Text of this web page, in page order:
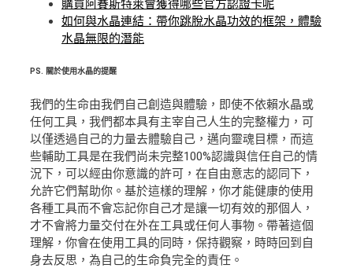
購買阿賽斯特萊會獲得哪些官方認證卡呢
如何與水晶連結：帶你跳脫水晶功效的框架，體驗
水晶無限的潛能
PS. 關於使用水晶的提醒
我們的生命由我們自己創造與體驗，即使不依賴水晶或
任何工具，我們都本具有主宰自己人生的完整權力，可
以僅透過自己的力量去體驗自己，邁向靈魂目標，而這
些輔助工具是在我們尚未完整100%認識與信任自己的情
況下，可以經由你意識的許可，在自由意志的認同下，
允許它們幫助你。基於這樣的理解，你才能健康的使用
各種工具而不會忘記你自己才是讓一切有效的那個人，
才不會將力量交付在外在工具或任何人事物。帶著這個
理解，你會在使用工具的同時，保持觀察，時時回到自
身去反思，為自己的生命負完全的責任。